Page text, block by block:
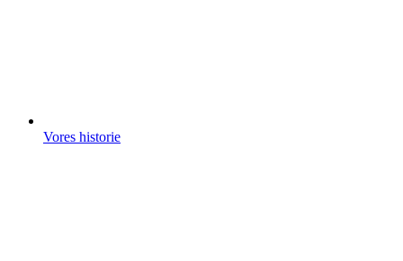
Vores historie